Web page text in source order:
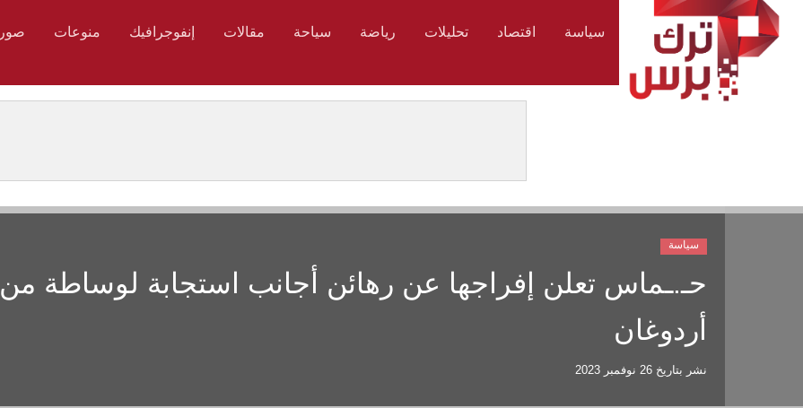
سياسة اقتصاد تحليلات رياضة سياحة مقالات إنفوجرافيك منوعات صور
حـ.ـماس تعلن إفراجها عن رهائن أجانب استجابة لوساطة من
أردوغان
نشر بتاريخ 26 نوفمبر 2023
سياسة